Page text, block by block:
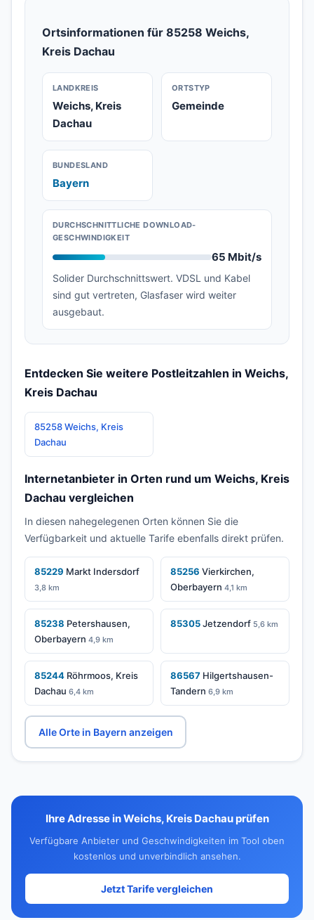
Ortsinformationen für 85258 Weichs,
Kreis Dachau
LANDKREIS
Weichs, Kreis
Dachau
ORTSTYP
Gemeinde
BUNDESLAND
Bayern
DURCHSCHNITTLICHE DOWNLOAD-
GESCHWINDIGKEIT
65 Mbit/s
Solider Durchschnittswert. VDSL und Kabel
sind gut vertreten, Glasfaser wird weiter
ausgebaut.
Entdecken Sie weitere Postleitzahlen in Weichs,
Kreis Dachau
85258 Weichs, Kreis
Dachau
Internetanbieter in Orten rund um Weichs, Kreis
Dachau vergleichen
In diesen nahegelegenen Orten können Sie die
Verfügbarkeit und aktuelle Tarife ebenfalls direkt prüfen.
85229 Markt Indersdorf
3,8 km
85256 Vierkirchen,
Oberbayern 4,1 km
85238 Petershausen,
Oberbayern 4,9 km
85305Jetzendorf 5,6 km
85244 Röhrmoos, Kreis
Dachau 6,4 km
86567 Hilgertshausen-
Tandern 6,9 km
Alle Orte in Bayern anzeigen
Ihre Adresse in Weichs, Kreis Dachau prüfen
Verfügbare Anbieter und Geschwindigkeiten im Tool oben
kostenlos und unverbindlich ansehen.
Jetzt Tarife vergleichen